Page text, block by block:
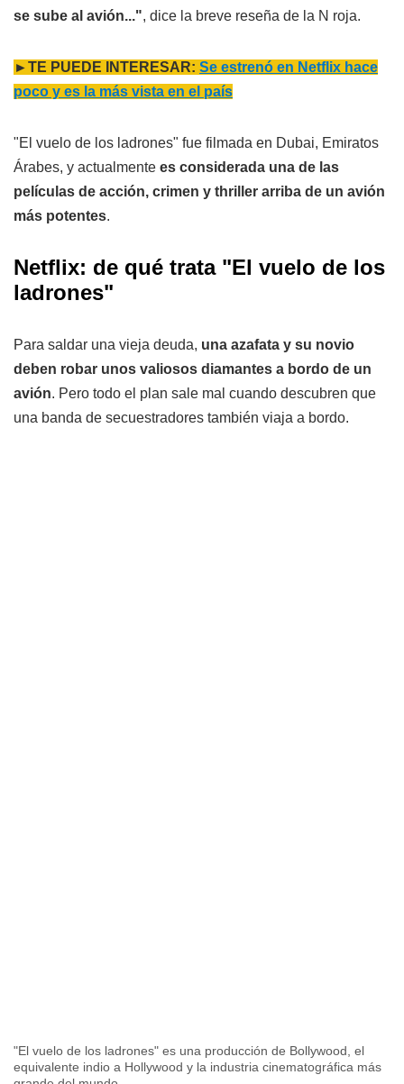
se sube al avión...", dice la breve reseña de la N roja.
►TE PUEDE INTERESAR: Se estrenó en Netflix hace
poco y es la más vista en el país
"El vuelo de los ladrones" fue filmada en Dubai, Emiratos
Árabes, y actualmente es considerada una de las
películas de acción, crimen y thriller arriba de un avión
más potentes.
Netflix: de qué trata "El vuelo de los
ladrones"
Para saldar una vieja deuda, una azafata y su novio
deben robar unos valiosos diamantes a bordo de un
avión. Pero todo el plan sale mal cuando descubren que
una banda de secuestradores también viaja a bordo.
"El vuelo de los ladrones" es una producción de Bollywood, el
equivalente indio a Hollywood y la industria cinematográfica más